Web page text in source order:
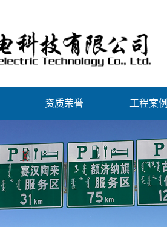
资质荣誉 工程案例